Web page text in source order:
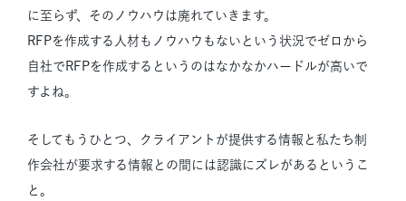
に至らず、そのノウハウは廃れていきます。
RFPを作成する人材もノウハウもないという状況でゼロから
自社でRFPを作成するというのはなかなかハードルが高いで
すよね。
そしてもうひとつ、クライアントが提供する情報と私たち制
作会社が要求する情報との間には認識にズレがあるというこ
と。